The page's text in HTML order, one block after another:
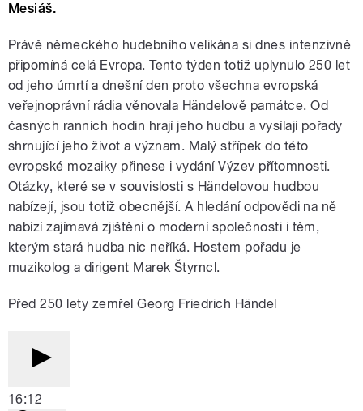
Mesiáš.
Právě německého hudebního velikána si dnes intenzivně
připomíná celá Evropa. Tento týden totiž uplynulo 250 let
od jeho úmrtí a dnešní den proto všechna evropská
veřejnoprávní rádia věnovala Händelově památce. Od
časných ranních hodin hrají jeho hudbu a vysílají pořady
shrnující jeho život a význam. Malý střípek do této
evropské mozaiky přinese i vydání Výzev přítomnosti.
Otázky, které se v souvislosti s Händelovou hudbou
nabízejí, jsou totiž obecnější. A hledání odpovědi na ně
nabízí zajímavá zjištění o moderní společnosti i těm,
kterým stará hudba nic neříká. Hostem pořadu je
muzikolog a dirigent Marek Štyrncl.
Před 250 lety zemřel Georg Friedrich Händel
16:12